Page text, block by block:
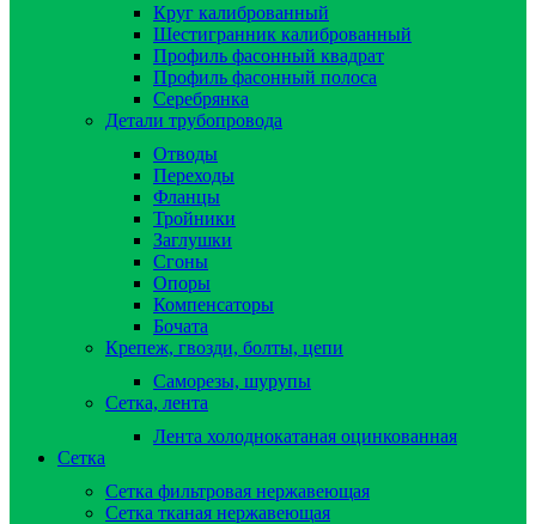
Круг калиброванный
Шестигранник калиброванный
Профиль фасонный квадрат
Профиль фасонный полоса
Серебрянка
Детали трубопровода
Отводы
Переходы
Фланцы
Тройники
Заглушки
Сгоны
Опоры
Компенсаторы
Бочата
Крепеж, гвозди, болты, цепи
Саморезы, шурупы
Сетка, лента
Лента холоднокатаная оцинкованная
Сетка
Сетка фильтровая нержавеющая
Сетка тканая нержавеющая